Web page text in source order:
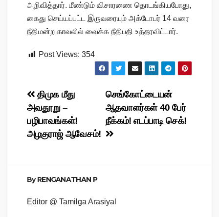
அறிவித்தார். மீண்டும் விசாரணை தொடங்கியபோது,
கைது செய்யப்பட்ட இருவரையும் அக்டோபர் 14 வரை
நீதிமன்ற காவலில் வைக்க நீதிபதி உத்தரவிட்டார்.
Post Views: 354
Post
navigation
செங்கோட்டையன்
ஆதவாளர்கள் 40 பேர்
நீக்கம்! எடப்பாடி செக்!
திமுக மீது
அவதூறு –
பழிபாவங்கள்!
அழகுராஜ் ஆவேசம்!
ByRENGANATHAN P
Editor @ Tamilga Arasiyal